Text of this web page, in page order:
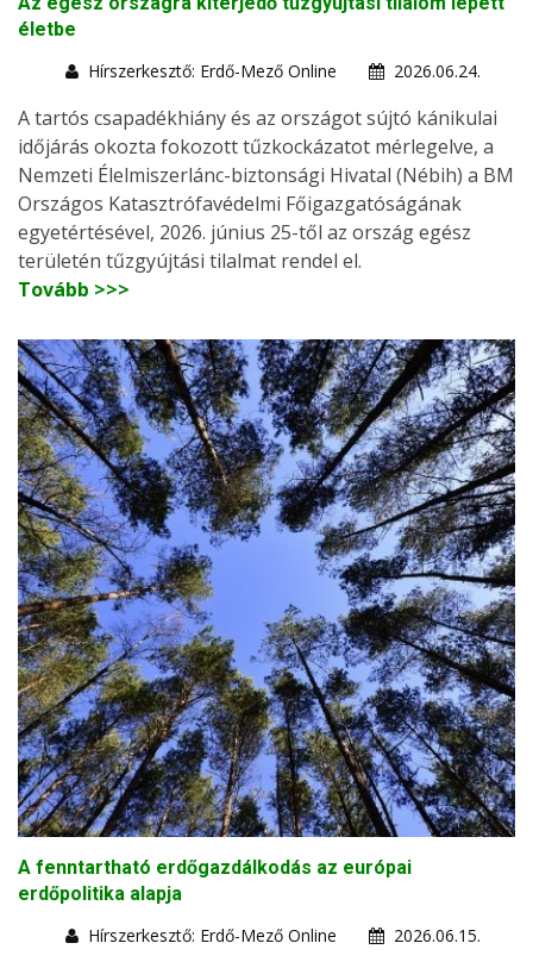
életbe
Hírszerkesztő: Erdő-Mező Online
2026.06.24.
A tartós csapadékhiány és az országot sújtó kánikulai
időjárás okozta fokozott tűzkockázatot mérlegelve, a
Nemzeti Élelmiszerlánc-biztonsági Hivatal (Nébih) a BM
Országos Katasztrófavédelmi Főigazgatóságának
egyetértésével, 2026. június 25-től az ország egész
területén tűzgyújtási tilalmat rendel el.
Tovább >>>
A fenntartható erdőgazdálkodás az európai
erdőpolitika alapja
Hírszerkesztő: Erdő-Mező Online
2026.06.15.